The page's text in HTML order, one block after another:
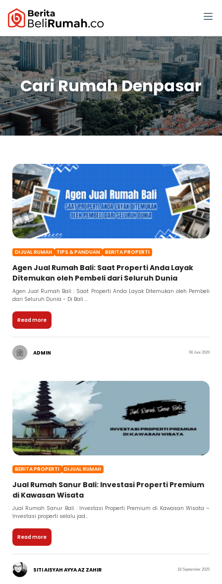
Cari Rumah Denpasar
DIJUAL RUMAH TIPS & PANDUAN BERITA PROPERTI
Agen Jual Rumah Bali: Saat Properti Anda Layak
Ditemukan oleh Pembeli dari Seluruh Dunia
Agen Jual Rumah Bali : Saat Properti Anda Layak Ditemukan oleh Pembeli
dari Seluruh Dunia - Di Bali ...
Read more
ADMIN 08 Juni 2026
BERITA PROPERTI DIJUAL RUMAH
Jual Rumah Sanur Bali: Investasi Properti Premium
di Kawasan Wisata
Jual Rumah Sanur Bali : Investasi Properti Premium di Kawasan Wisata –
Investasi properti selalu jad...
Read more
SITI AISYAH AYYA AZ ZAHIR 18 September 2025